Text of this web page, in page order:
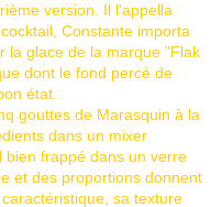
version. Il l'appella
Constante importa
la glace de la marque "Flak
dont le fond percé de
état.
gouttes de Marasquin à la
dans un mixer
bien frappé dans un verre
et des proportions donnent
sa texture